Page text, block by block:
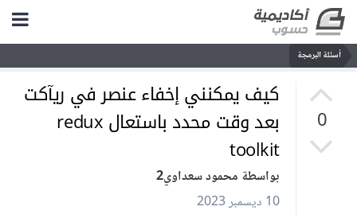
أسئلة البرمجة
0
كيف يمكنني إخفاء عنصر في ريآكت
بعد وقت محدد باستعال redux
toolkit
بواسطة محمود سعداوي2
10 ديسمبر 2023